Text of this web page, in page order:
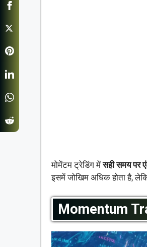
मोमेंटम ट्रेडिंग मेंसही समय पर
इसमें जोखिम अधिक होता है,
Momentum